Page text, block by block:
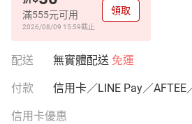
滿555元可用
2026/08/09 15:59截止
領取
配送 無實體配送 免運
付款 信用卡／LINE Pay／AFTEE
信用卡優惠